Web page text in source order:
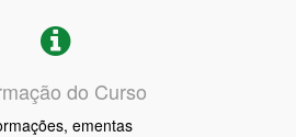
do Curso
ementas